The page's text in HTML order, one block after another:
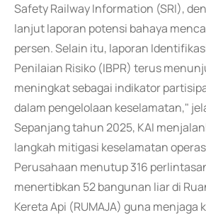
Safety Railway Information (SRI),
lanjut laporan potensi bahaya
persen. Selain itu, laporan
Penilaian Risiko (IBPR) terus
meningkat sebagai indikator
dalam pengelolaan keselamatan,"
Sepanjang tahun 2025, KAI
langkah mitigasi keselamatan
Perusahaan menutup 316
menertibkan 52 bangunan liar di
Kereta Api (RUMAJA) guna menjaga